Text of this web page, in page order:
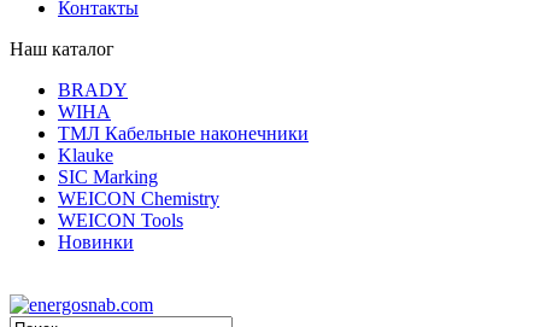
Контакты
Наш каталог
BRADY
WIHA
ТМЛ Кабельные наконечники
Klauke
SIC Marking
WEICON Chemistry
WEICON Tools
Новинки